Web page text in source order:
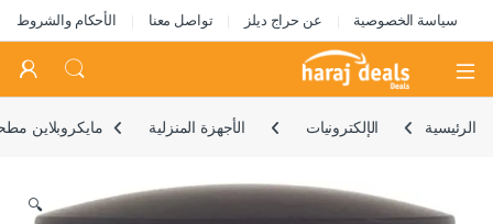
سياسة الخصوصية عن حراج ديلز تواصل معنا الأحكام والشروط
Open
الرئيسية الإلكترونيات الأجهزة المنزلية مايكروبلاين
🔍